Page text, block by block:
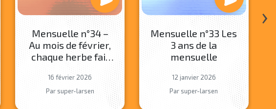
Mensuelle n°34 –
Au mois de février,
chaque herbe fait
son pied
16 février 2026
Par super-larsen
Mensuelle n°33 Les
3 ans de la
mensuelle
12 janvier 2026
Par super-larsen
›